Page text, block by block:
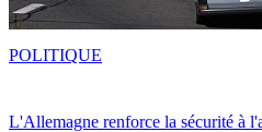
L'Allemagne renforce la sécurité à
POLITIQUE